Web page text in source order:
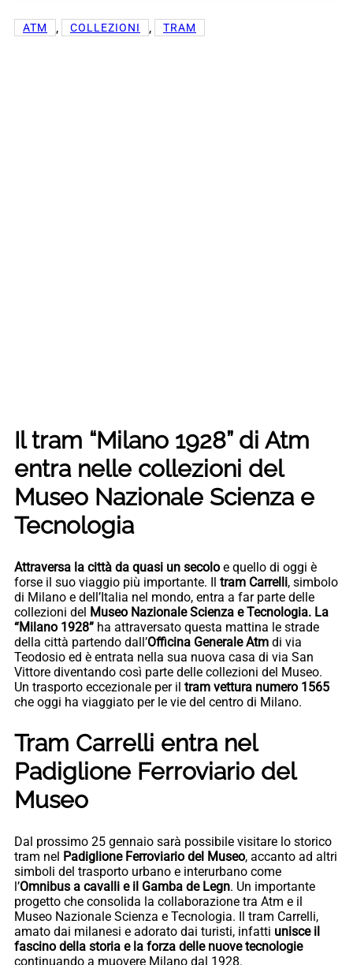
ATM , COLLEZIONI , TRAM
Il tram “Milano 1928” di Atm
entra nelle collezioni del
Museo Nazionale Scienza e
Tecnologia
Attraversa la città da quasi un secolo e quello di oggi è
forse il suo viaggio più importante. Il tram Carrelli, simbolo
di Milano e dell’Italia nel mondo, entra a far parte delle
collezioni del Museo Nazionale Scienza e Tecnologia. La
“Milano 1928” ha attraversato questa mattina le strade
della città partendo dall’Officina Generale Atm di via
Teodosio ed è entrata nella sua nuova casa di via San
Vittore diventando così parte delle collezioni del Museo.
Un trasporto eccezionale per il tram vettura numero 1565
che oggi ha viaggiato per le vie del centro di Milano.
Tram Carrelli entra nel
Padiglione Ferroviario del
Museo
Dal prossimo 25 gennaio sarà possibile visitare lo storico
tram nel Padiglione Ferroviario del Museo, accanto ad altri
simboli del trasporto urbano e interurbano come
l’Omnibus a cavalli e il Gamba de Legn. Un importante
progetto che consolida la collaborazione tra Atm e il
Museo Nazionale Scienza e Tecnologia. Il tram Carrelli,
amato dai milanesi e adorato dai turisti, infatti unisce il
fascino della storia e la forza delle nuove tecnologie
continuando a muovere Milano dal 1928.